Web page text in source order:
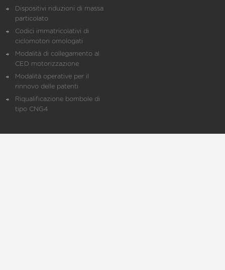
Dispositivi riduzioni di massa
particolato
Codici immatricolativi di
ciclomotori omologati
Modalità di collegamento al
CED motorizzazione
Modalità operative per il
rinnovo delle patenti
Riqualificazione bombole di
tipo CNG4